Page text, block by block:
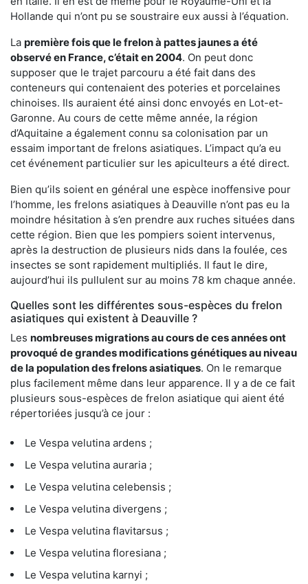
Hollande qui n’ont pu se soustraire eux aussi à l’équation.
La première fois que le frelon à pattes jaunes a été
observé en France, c’était en 2004. On peut donc
supposer que le trajet parcouru a été fait dans des
conteneurs qui contenaient des poteries et porcelaines
chinoises. Ils auraient été ainsi donc envoyés en Lot-et-
Garonne. Au cours de cette même année, la région
d’Aquitaine a également connu sa colonisation par un
essaim important de frelons asiatiques. L’impact qu’a eu
cet événement particulier sur les apiculteurs a été direct.
Bien qu’ils soient en général une espèce inoffensive pour
l’homme, les frelons asiatiques à Deauville n’ont pas eu la
moindre hésitation à s’en prendre aux ruches situées dans
cette région. Bien que les pompiers soient intervenus,
après la destruction de plusieurs nids dans la foulée, ces
insectes se sont rapidement multipliés. Il faut le dire,
aujourd’hui ils pullulent sur au moins 78 km chaque année.
Quelles sont les différentes sous-espèces du frelon
asiatiques qui existent à Deauville ?
Les nombreuses migrations au cours de ces années ont
provoqué de grandes modifications génétiques au niveau
de la population des frelons asiatiques. On le remarque
plus facilement même dans leur apparence. Il y a de ce fait
plusieurs sous-espèces de frelon asiatique qui aient été
répertoriées jusqu’à ce jour :
Le Vespa velutina ardens ;
Le Vespa velutina auraria ;
Le Vespa velutina celebensis ;
Le Vespa velutina divergens ;
Le Vespa velutina flavitarsus ;
Le Vespa velutina floresiana ;
Le Vespa velutina karnyi ;